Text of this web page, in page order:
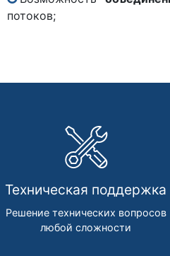
потоков;
Техническая поддержка
Решение технических вопросов
любой сложности